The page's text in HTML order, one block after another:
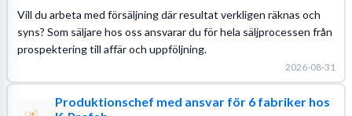
Vill du arbeta med försäljning där resultat verkligen räknas och
syns? Som säljare hos oss ansvarar du för hela säljprocessen från
prospektering till affär och uppföljning.
2026-08-31
Produktionschef med ansvar för 6 fabriker hos